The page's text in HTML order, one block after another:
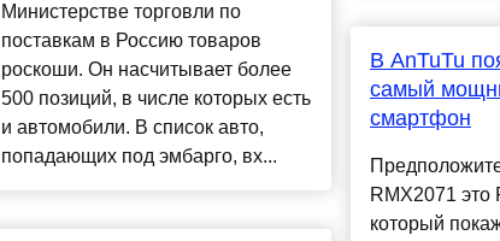
Министерстве торговли по
поставкам в Россию товаров
роскоши. Он насчитывает более
500 позиций, в числе которых есть
и автомобили. В список авто,
попадающих под эмбарго, вх...
В AnTuTu
самый
смартфон
RMX2071 это
который